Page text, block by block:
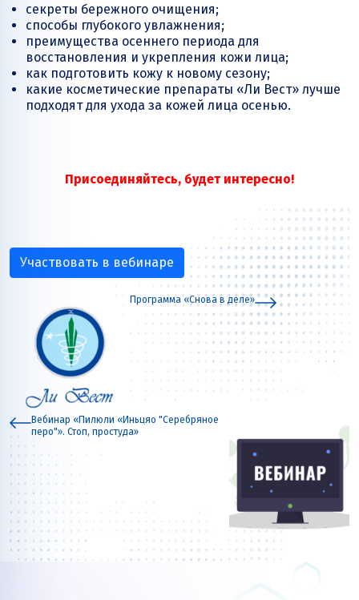
секреты бережного очищения;
способы глубокого увлажнения;
преимущества осеннего периода для
восстановления и укрепления кожи лица;
как подготовить кожу к новому сезону;
какие косметические препараты «Ли Вест» лучше
подходят для ухода за кожей лица осенью.
Присоединяйтесь, будет интересно!
Участвовать в вебинаре
Вебинар «Пилюли «Иньцяо "Серебряное
перо"». Стоп, простуда»
Программа «Снова в деле»